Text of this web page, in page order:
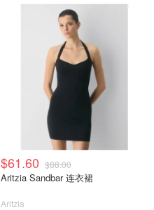
$61.60 $88.00
Aritzia Sandbar 连衣裙
Aritzia